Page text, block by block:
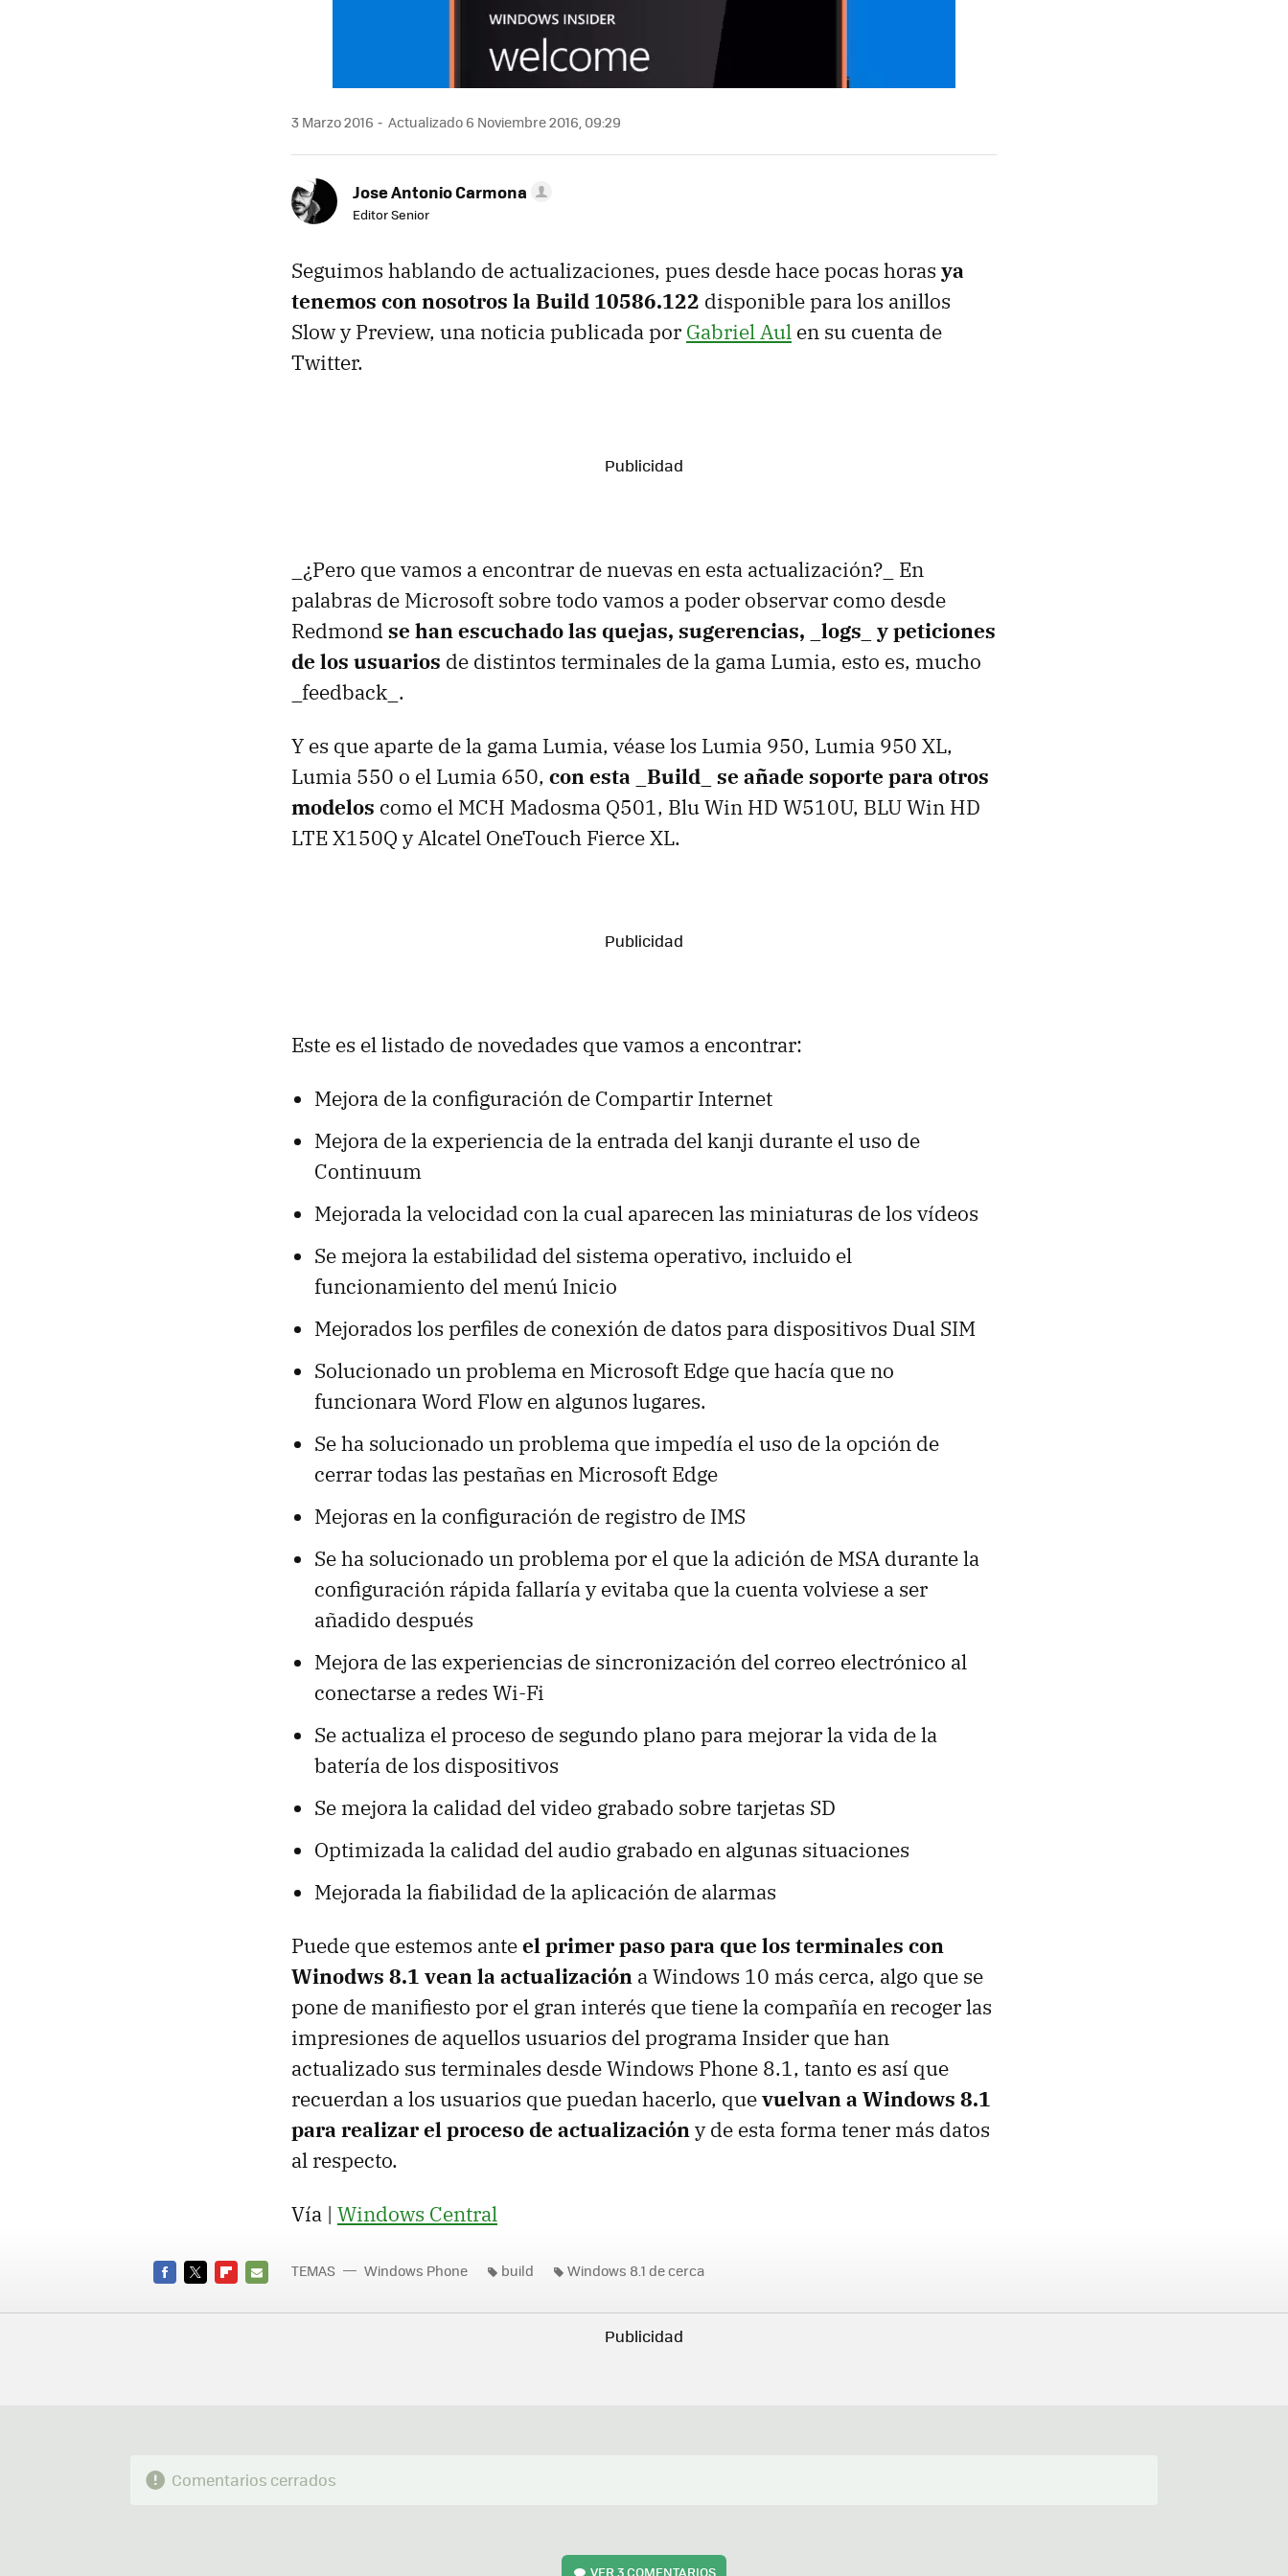
3 Marzo 2016 Actualizado 6 Noviembre 2016, 09:29
Jose Antonio Carmona
Editor Senior
Seguimos hablando de actualizaciones, pues desde hace pocas horas ya
tenemos con nosotros la Build 10586.122 disponible para los anillos
Slow y Preview, una noticia publicada por Gabriel Aul en su cuenta de
Twitter.
_¿Pero que vamos a encontrar de nuevas en esta actualización?_ En
palabras de Microsoft sobre todo vamos a poder observar como desde
Redmond se han escuchado las quejas, sugerencias, _logs_ y peticiones
de los usuarios de distintos terminales de la gama Lumia, esto es, mucho
_feedback_.
Y es que aparte de la gama Lumia, véase los Lumia 950, Lumia 950 XL,
Lumia 550 o el Lumia 650, con esta _Build_ se añade soporte para otros
modelos como el MCH Madosma Q501, Blu Win HD W510U, BLU Win HD
LTE X150Q y Alcatel OneTouch Fierce XL.
Este es el listado de novedades que vamos a encontrar:
Mejora de la configuración de Compartir Internet
Mejora de la experiencia de la entrada del kanji durante el uso de
Continuum
Mejorada la velocidad con la cual aparecen las miniaturas de los vídeos
Se mejora la estabilidad del sistema operativo, incluido el
funcionamiento del menú Inicio
Mejorados los perfiles de conexión de datos para dispositivos Dual SIM
Solucionado un problema en Microsoft Edge que hacía que no
funcionara Word Flow en algunos lugares.
Se ha solucionado un problema que impedía el uso de la opción de
cerrar todas las pestañas en Microsoft Edge
Mejoras en la configuración de registro de IMS
Se ha solucionado un problema por el que la adición de MSA durante la
configuración rápida fallaría y evitaba que la cuenta volviese a ser
añadido después
Mejora de las experiencias de sincronización del correo electrónico al
conectarse a redes Wi-Fi
Se actualiza el proceso de segundo plano para mejorar la vida de la
batería de los dispositivos
Se mejora la calidad del video grabado sobre tarjetas SD
Optimizada la calidad del audio grabado en algunas situaciones
Mejorada la fiabilidad de la aplicación de alarmas
Puede que estemos anteel primer paso para que los terminales con
Winodws 8.1 vean la actualización a Windows 10 más cerca, algo que se
pone de manifiesto por el gran interés que tiene la compañía en recoger las
impresiones de aquellos usuarios del programa Insider que han
actualizado sus terminales desde Windows Phone 8.1, tanto es así que
recuerdan a los usuarios que puedan hacerlo, quevuelvan a Windows 8.1
para realizar el proceso de actualizacióny de esta forma tener más datos
al respecto.
Vía | Windows Central
MAIL
TEMAS Windows Phone build Windows 8.1 de cerca
Comentarios cerrados
VER3 COMENTARIOS